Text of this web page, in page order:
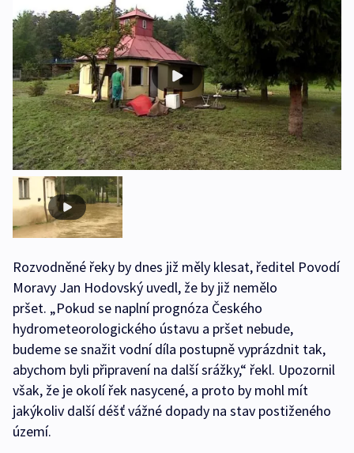
Rozvodněné řeky by dnes již měly klesat, ředitel Povodí
Moravy Jan Hodovský uvedl, že by již nemělo
pršet. „Pokud se naplní prognóza Českého
hydrometeorologického ústavu a pršet nebude,
budeme se snažit vodní díla postupně vyprázdnit tak,
abychom byli připravení na další srážky,“ řekl. Upozornil
však, že je okolí řek nasycené, a proto by mohl mít
jakýkoliv další déšť vážné dopady na stav postiženého
území.